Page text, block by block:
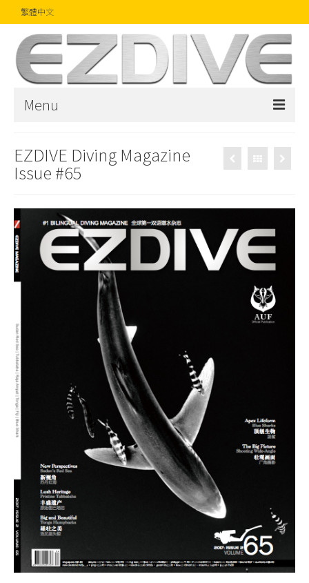
繁體中文
Menu
雜誌
精品
攝影比賽
EZDIVE Diving Magazine
Issue #65